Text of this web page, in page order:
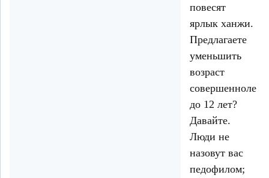
повесят
ярлык ханжи.
Предлагаете
уменьшить
возраст
до 12 лет?
Давайте.
Люди не
назовут вас
педофилом;